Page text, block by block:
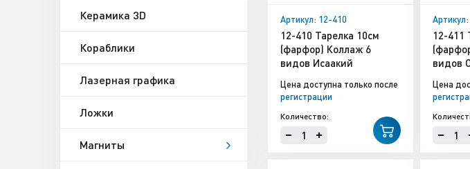
Керамика 3D
Кораблики
Лазерная графика
Ложки
Магниты
Артикул: 12-410
12-410 Тарелка 10см
(фарфор) Коллаж 6
видов Исаакий
Цена доступна только после
регистрации
Количество:
12-411
видов
Цена